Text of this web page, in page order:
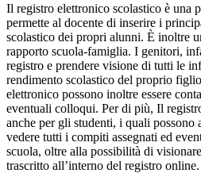
Il registro elettronico scolastico è una
permette al docente di inserire i
scolastico dei propri alunni. È inoltre
rapporto scuola-famiglia. I genitori,
registro e prendere visione di tutti le
rendimento scolastico del proprio
elettronico possono inoltre essere
eventuali colloqui. Per di più, Il
anche per gli studenti, i quali possono
vedere tutti i compiti assegnati ed
scuola, oltre alla possibilità di
trascritto all’interno del registro online.